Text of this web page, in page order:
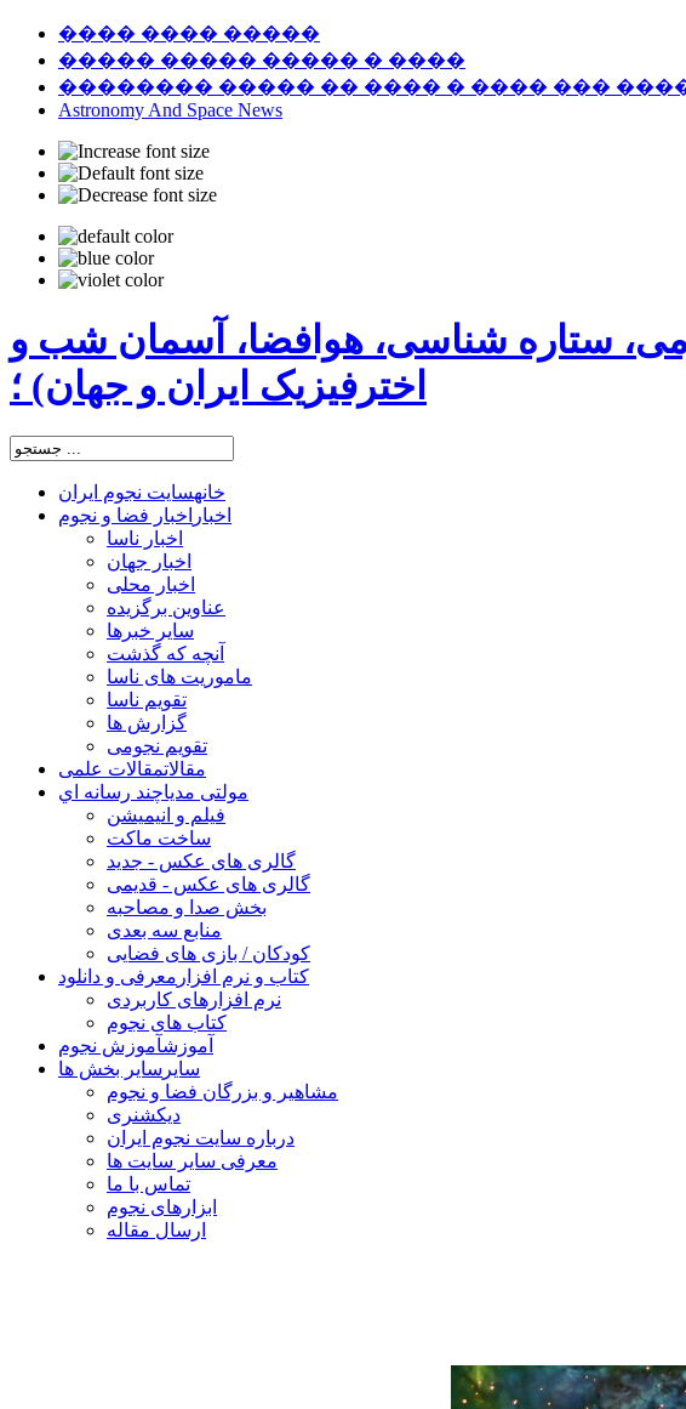
���� ���� �����
����� ����� ����� � ����
�������� ����� �� ���� � ���� ���
Astronomy And Space News
ستاره شناسی، هوافضا، آسمان شب و
اخترفیزیک ایران و جهان) ؛
خانهسایت نجوم ایران
اخبار اخبار فضا و نجوم
اخبار ناسا
اخبار جهان
اخبار محلی
عناوین برگزیده
سایر خبرها
آنچه که گذشت
ماموریت های ناسا
تقویم ناسا
گزارش ها
تقویم نجومی
مقالاتمقالات علمی
مولتی مدیاچند رسانه اي
فیلم و انیمیشن
ساخت ماکت
گالری های عکس - جدید
گالری های عکس - قدیمی
بخش صدا و مصاحبه
منابع سه بعدی
کودکان / بازی های فضایی
کتاب و نرم افزار معرفی و دانلود
نرم افزارهای کاربردی
کتاب های نجوم
آموزشآموزش نجوم
سایر سایر بخش ها
مشاهیر و بزرگان فضا و نجوم
دیکشنری
درباره سایت نجوم ایران
معرفی سایر سایت ها
تماس با ما
ابزارهای نجوم
ارسال مقاله